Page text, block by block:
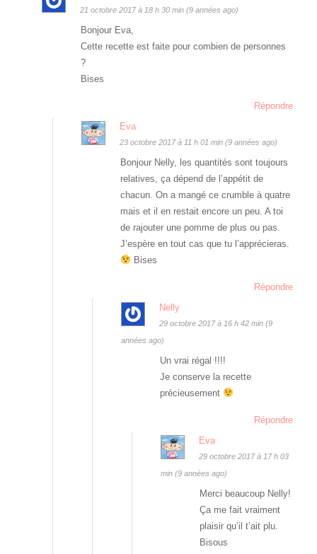
21 octobre 2017 à 18 h 30 min (9 années ago)
Bonjour Eva,
Cette recette est faite pour combien de personnes
?
Bises
Répondre
Eva
23 octobre 2017 à 11 h 01 min (9 années ago)
Bonjour Nelly, les quantités sont toujours
relatives, ça dépend de l’appétit de
chacun. On a mangé ce crumble à quatre
mais et il en restait encore un peu. A toi
de rajouter une pomme de plus ou pas.
J’espère en tout cas que tu l’apprécieras.
Bises
Répondre
Nelly
29 octobre 2017 à 16 h 42 min (9
années ago)
Un vrai régal !!!!
Je conserve la recette
précieusement
Répondre
Eva
29 octobre 2017 à 17 h 03
min (9 années ago)
Merci beaucoup Nelly!
Ça me fait vraiment
plaisir qu’il t’ait plu.
Bisous